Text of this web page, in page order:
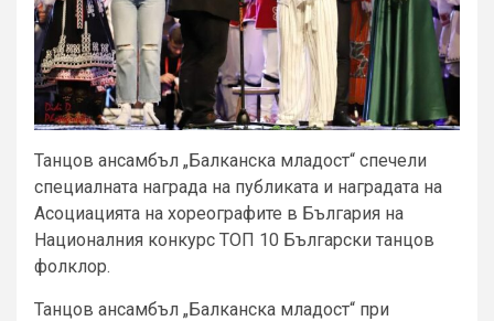
Танцов ансамбъл „Балканска младост“ спечели
специалната награда на публиката и наградата на
Асоциацията на хореографите в България на
Националния конкурс ТОП 10 Български танцов
фолклор.
Танцов ансамбъл „Балканска младост“ при